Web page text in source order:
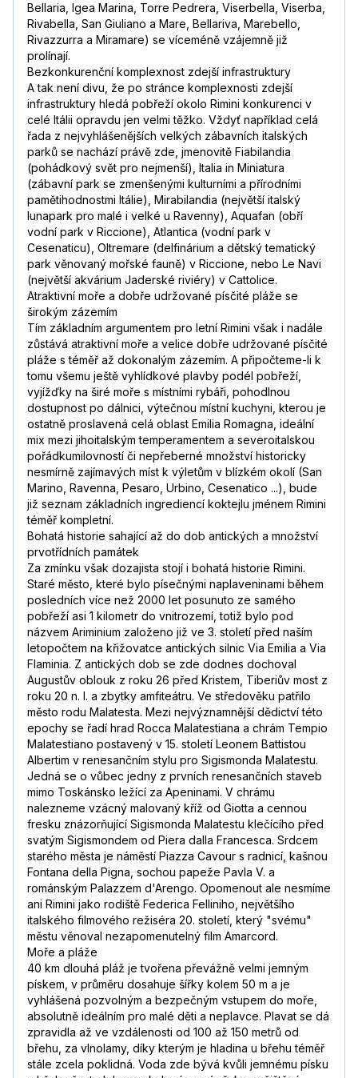
Bellaria, Igea Marina, Torre Pedrera, Viserbella, Viserba,
Rivabella, San Giuliano a Mare, Bellariva, Marebello,
Rivazzurra a Miramare) se víceméně vzájemně již
prolínají.
Bezkonkurenční komplexnost zdejší infrastruktury
A tak není divu, že po stránce komplexnosti zdejší
infrastruktury hledá pobřeží okolo Rimini konkurenci v
celé Itálii opravdu jen velmi těžko. Vždyť například celá
řada z nejvyhlášenějších velkých zábavních italských
parků se nachází právě zde, jmenovitě Fiabilandia
(pohádkový svět pro nejmenší), Italia in Miniatura
(zábavní park se zmenšenými kulturními a přírodními
pamětihodnostmi Itálie), Mirabilandia (největší italský
lunapark pro malé i velké u Ravenny), Aquafan (obří
vodní park v Riccione), Atlantica (vodní park v
Cesenaticu), Oltremare (delfinárium a dětský tematický
park věnovaný mořské fauně) v Riccione, nebo Le Navi
(největší akvárium Jaderské riviéry) v Cattolice.
Atraktivní moře a dobře udržované písčité pláže se
širokým zázemím
Tím základním argumentem pro letní Rimini však i nadále
zůstává atraktivní moře a velice dobře udržované písčité
pláže s téměř až dokonalým zázemím. A připočteme-li k
tomu všemu ještě vyhlídkové plavby podél pobřeží,
vyjížďky na širé moře s místními rybáři, pohodlnou
dostupnost po dálnici, výtečnou místní kuchyni, kterou je
ostatně proslavená celá oblast Emilia Romagna, ideální
mix mezi jihoitalským temperamentem a severoitalskou
pořádkumilovností či nepřeberné množství historicky
nesmírně zajímavých míst k výletům v blízkém okolí (San
Marino, Ravenna, Pesaro, Urbino, Cesenatico ...), bude
již seznam základních ingrediencí koktejlu jménem Rimini
téměř kompletní.
Bohatá historie sahající až do dob antických a množství
prvotřídních památek
Za zmínku však dozajista stojí i bohatá historie Rimini.
Staré město, které bylo písečnými naplaveninami během
posledních více než 2000 let posunuto ze samého
pobřeží asi 1 kilometr do vnitrozemí, totiž bylo pod
názvem Ariminium založeno již ve 3. století před naším
letopočtem na křižovatce antických silnic Via Emilia a Via
Flaminia. Z antických dob se zde dodnes dochoval
Augustův oblouk z roku 26 před Kristem, Tiberiův most z
roku 20 n. l. a zbytky amfiteátru. Ve středověku patřilo
město rodu Malatesta. Mezi nejvýznamnější dědictví této
epochy se řadí hrad Rocca Malatestiana a chrám Tempio
Malatestiano postavený v 15. století Leonem Battistou
Albertim v renesančním stylu pro Sigismonda Malatestu.
Jedná se o vůbec jedny z prvních renesančních staveb
mimo Toskánsko ležící za Apeninami. V chrámu
nalezneme vzácný malovaný kříž od Giotta a cennou
fresku znázorňující Sigismonda Malatestu klečícího před
svatým Sigismondem od Piera dalla Francesca. Srdcem
starého města je náměstí Piazza Cavour s radnicí, kašnou
Fontana della Pigna, sochou papeže Pavla V. a
románským Palazzem d'Arengo. Opomenout ale nesmíme
ani Rimini jako rodiště Federica Felliniho, největšího
italského filmového režiséra 20. století, který "svému"
městu věnoval nezapomenutelný film Amarcord.
Moře a pláže
40 km dlouhá pláž je tvořena převážně velmi jemným
pískem, v průměru dosahuje šířky kolem 50 m a je
vyhlášená pozvolným a bezpečným vstupem do moře,
absolutně ideálním pro malé děti a neplavce. Plavat se dá
zpravidla až ve vzdálenosti od 100 až 150 metrů od
břehu, za vlnolamy, díky kterým je hladina u břehu téměř
stále zcela poklidná. Voda zde bývá kvůli jemnému písku